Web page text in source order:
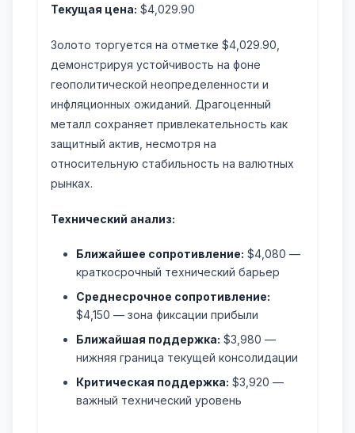
Текущая цена: $4,029.90
Золото торгуется на отметке $4,029.90,
демонстрируя устойчивость на фоне
геополитической неопределенности и
инфляционных ожиданий. Драгоценный
металл сохраняет привлекательность как
защитный актив, несмотря на
относительную стабильность на валютных
рынках.
Технический анализ:
Ближайшее сопротивление: $4,080 —
краткосрочный технический барьер
Среднесрочное сопротивление:
$4,150 — зона фиксации прибыли
Ближайшая поддержка: $3,980 —
нижняя граница текущей консолидации
Критическая поддержка: $3,920 —
важный технический уровень